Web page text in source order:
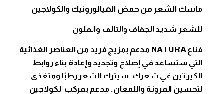
ماسك الشعر من حمض الهيالورونيك والكولاجين
للشعر شديد الجفاف والتالف والملون
قناع NATURA مدعم بمزيج فريد من العناصر الغذائية
التي ستساعد في إصلاح وتجديد وإعادة بناء روابط
الكيراتين في شعرك. سيترك الشعر رطبًا ومتغذى
لتحسين المرونة واللمعان. مدعم بمركب الكولاجين